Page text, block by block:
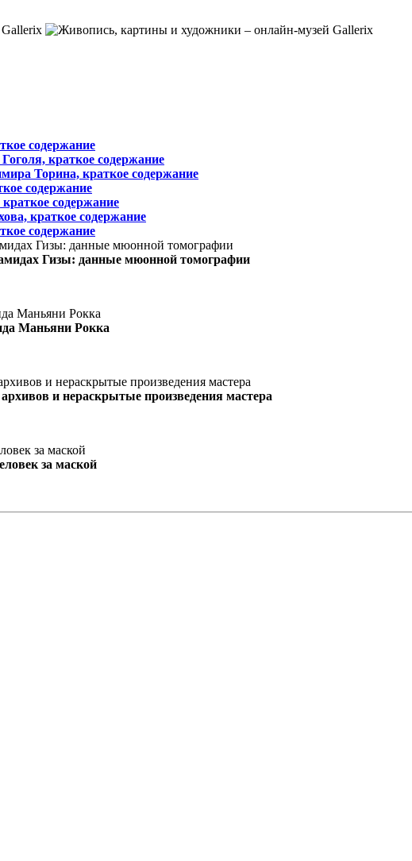
содержание
краткое содержание
Торина, краткое содержание
содержание
содержание
краткое содержание
содержание
Гизы: данные мюонной томографии
Маньяни Рокка
и нераскрытые произведения мастера
за маской